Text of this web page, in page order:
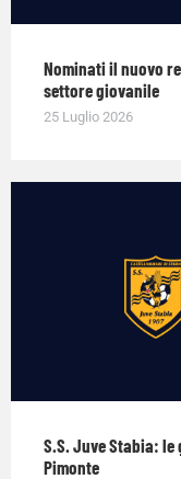
Nominati il nuovo
settore giovanile
25 Luglio 2026
S.S. Juve Stabia: le
Pimonte